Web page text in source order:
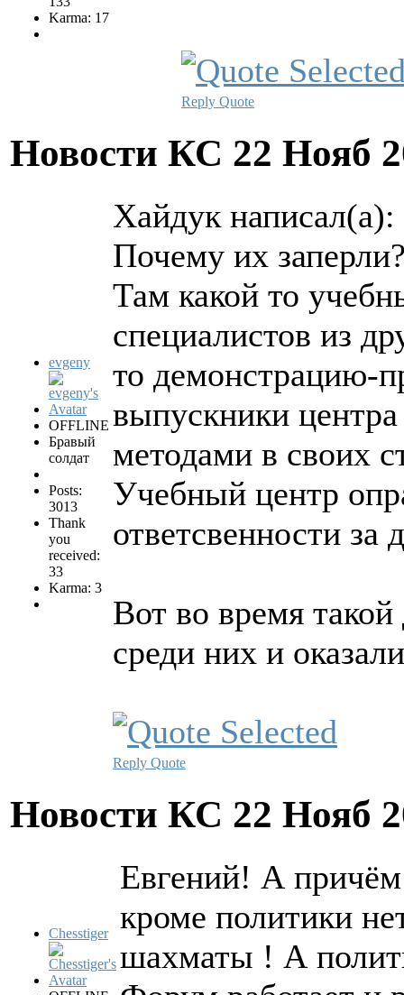
Karma: 17
Reply Quote
Новости КС 22 Нояб
evgeny
OFFLINE
Бравый
солдат
Posts:
3013
Thank
you
received:
33
Karma: 3
Хайдук написал(а):
Почему их
Там какой то
специалистов из
то демонстрацию-
выпускники
методами в своих
Учебный центр
ответсвенности за
Вот во время
среди них и
Reply Quote
Новости КС 22 Нояб
Chesstiger
Евгений! А
кроме политики
шахматы ! А